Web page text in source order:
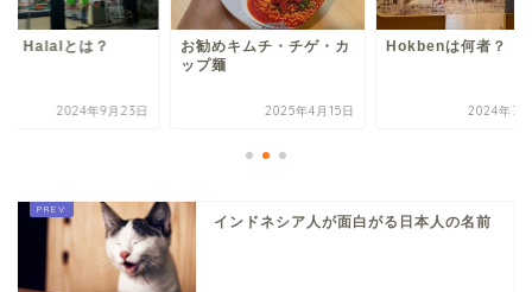
Halalとは？
2024年9月23日
お勧めキムチ・チゲ・カ
ップ麺
2025年4月15日
Hokbenは何者？
2024年7
インドネシア人が面白がる日本人の名前